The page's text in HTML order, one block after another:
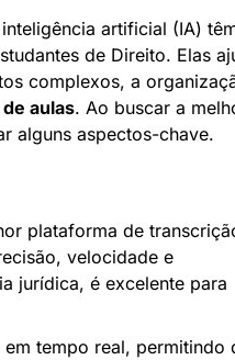
artificial (IA)
de Direito. Elas
complexos, a
aulas. Ao buscar a
alguns aspectos-chave.
plataforma de
velocidade e
jurídica, é excelente para
tempo real, permitindo